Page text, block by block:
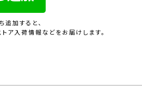
加すると、
ア入荷情報などをお届けします。